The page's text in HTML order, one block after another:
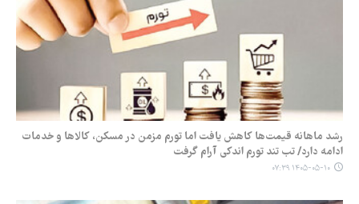
رشد ماهانه قیمت‌ها کاهش یافت اما تورم مزمن در مسکن، کالاها و خدمات
ادامه دارد/ تب تند تورم اندکی آرام گرفت
۱۴۰۵-۰۵-۱۰ ۰۷:۳۹